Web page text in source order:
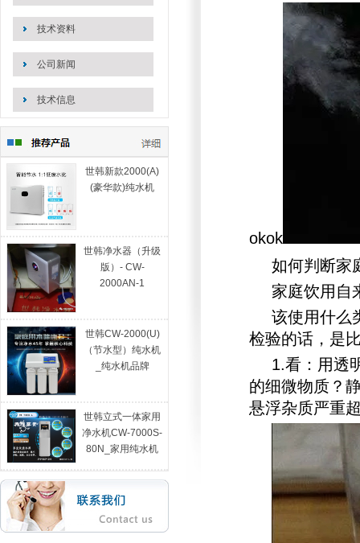
技术资料
公司新闻
技术信息
世韩新款2000(A)
(豪华款)纯水机
世韩净水器（升级
版）- CW-
2000AN-1
世韩CW-2000(U)
（节水型）纯水机
_纯水机品牌
世韩立式一体家用
净水机CW-7000S-
80N_家用纯水机
okok
如何判断家
家庭饮用自
该使用什么
检验的话，是
1.看：用透
的细微物质？
悬浮杂质严重